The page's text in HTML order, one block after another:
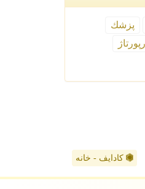
پزشك
رپورتاژ
کادایف - خانه